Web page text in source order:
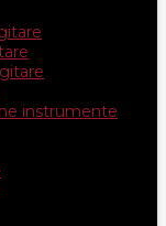
instrumente